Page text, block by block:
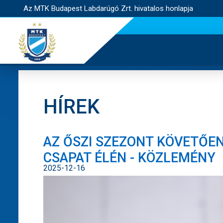
Az MTK Budapest Labdarúgó Zrt. hivatalos honlapja
HÍREK
AZ ŐSZI SZEZONT
CSAPAT ÉLÉN - KÖZLEMÉNY
2025-12-16